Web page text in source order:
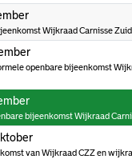
2024
Wijkraad Carnisse
2024
openbare bijeenkomst
2024
bijeenkomst Wijkraad
2024
van Wijkraad CZZ en